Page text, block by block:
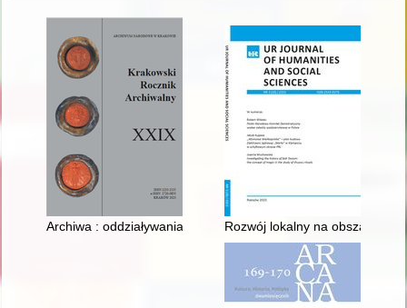
Archiwa : oddziaływania i wartość = Archives : impact and
Rozwój lokalny na obszarach